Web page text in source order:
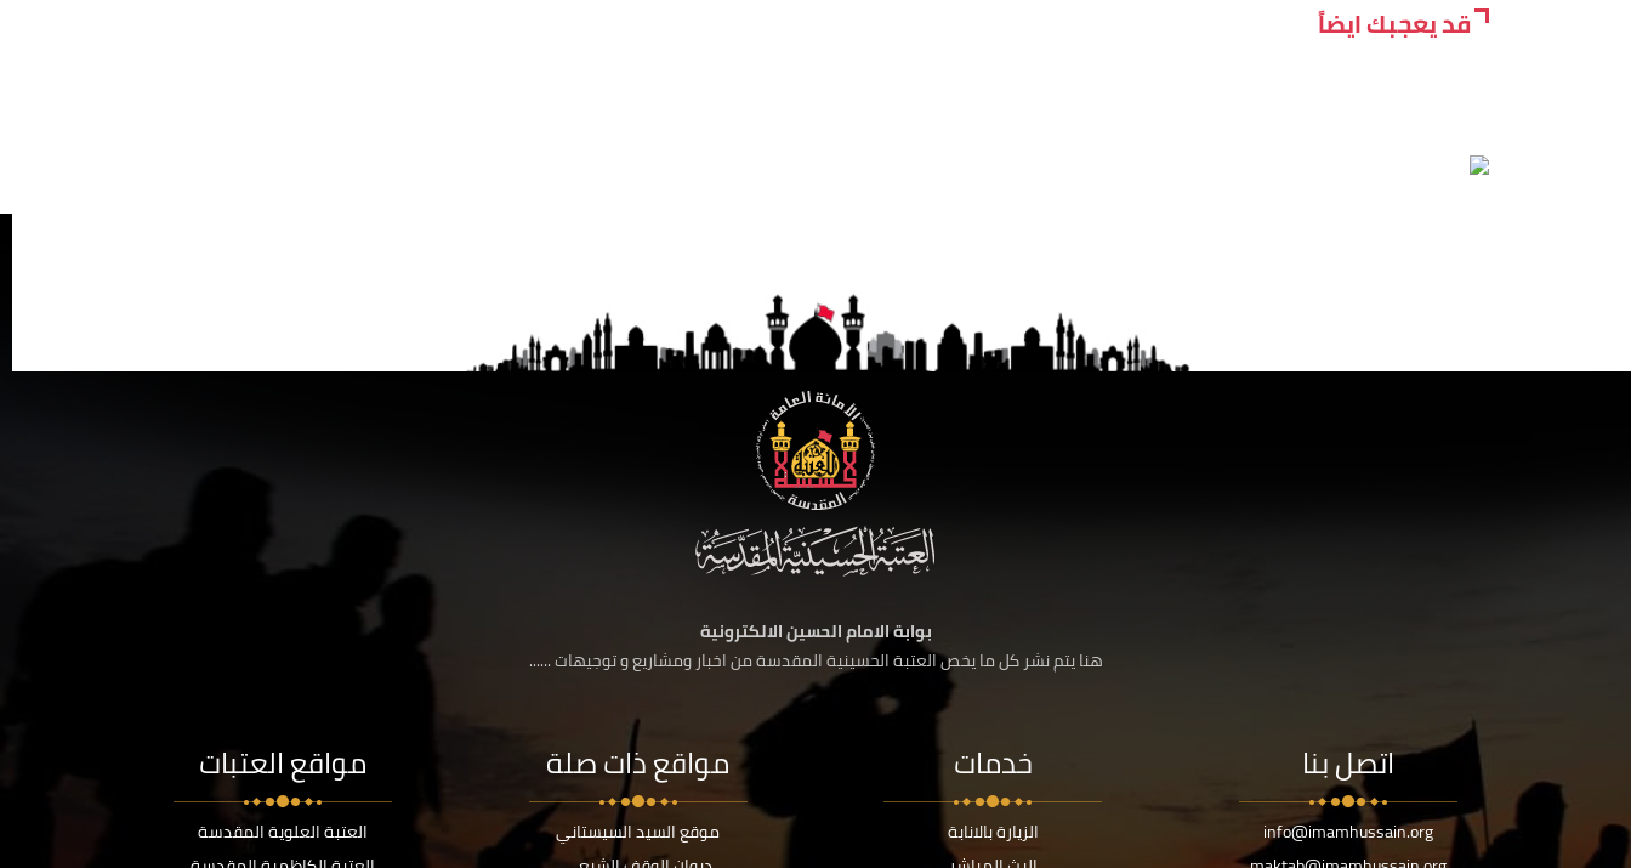
قد يعجبك ايضاً
بوابة الامام الحسين الالكترونية
هنا يتم نشر كل ما يخص العتبة الحسينية المقدسة من اخبار ومشاريع و توجيهات ......
اتصل بنا
info@imamhussain.org
خدمات
الزيارة بالانابة
مواقع ذات صلة
موقع السيد السيستاني
مواقع العتبات
العتبة العلوية المقدسة